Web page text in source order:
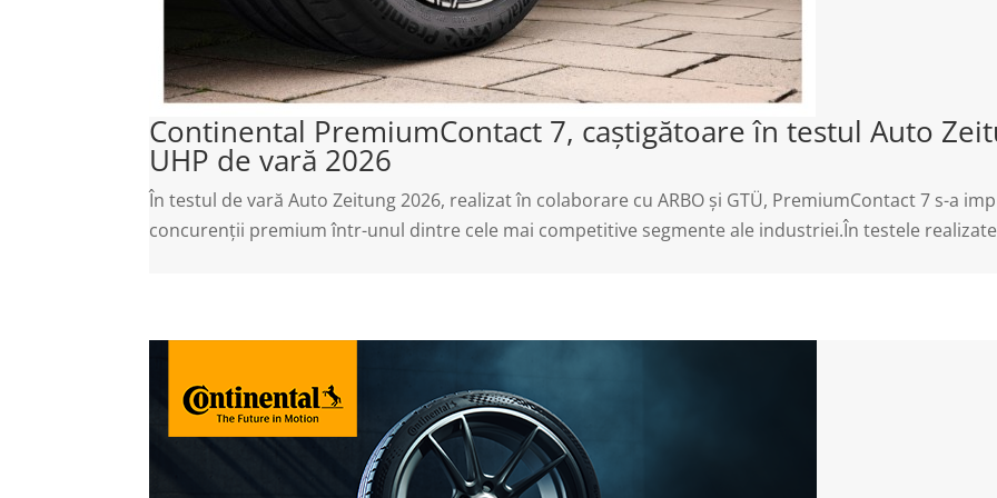
Continental PremiumContact 7, caștigătoare în testul Auto
UHP de vară 2026
În testul de vară Auto Zeitung 2026, realizat în colaborare cu ARBO și GTÜ, PremiumContact 7 s-a
concurenții premium într-unul dintre cele mai competitive segmente ale industriei.În testele